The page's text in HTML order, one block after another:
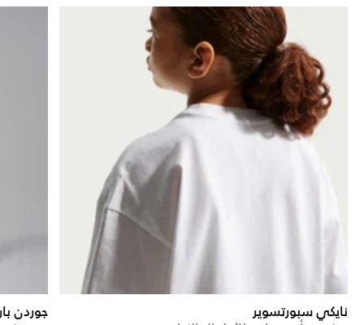
نايكي سبورتسوير
جوردن